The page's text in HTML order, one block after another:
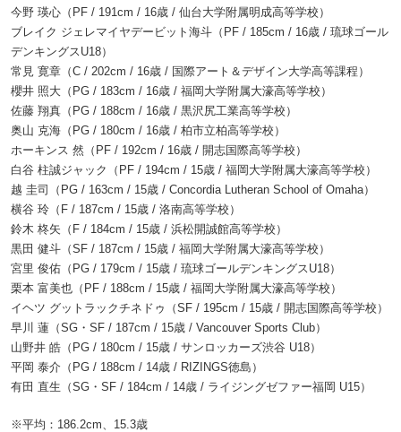
今野 瑛心（PF / 191cm / 16歳 / 仙台大学附属明成高等学校）
ブレイク ジェレマイヤデービット海斗（PF / 185cm / 16歳 / 琉球ゴール
デンキングスU18）
常見 寛章（C / 202cm / 16歳 / 国際アート＆デザイン大学高等課程）
櫻井 照大（PG / 183cm / 16歳 / 福岡大学附属大濠高等学校）
佐藤 翔真（PG / 188cm / 16歳 / 黒沢尻工業高等学校）
奥山 克海（PG / 180cm / 16歳 / 柏市立柏高等学校）
ホーキンス 然（PF / 192cm / 16歳 / 開志国際高等学校）
白谷 柱誠ジャック（PF / 194cm / 15歳 / 福岡大学附属大濠高等学校）
越 圭司（PG / 163cm / 15歳 / Concordia Lutheran School of Omaha）
横谷 玲（F / 187cm / 15歳 / 洛南高等学校）
鈴木 柊矢（F / 184cm / 15歳 / 浜松開誠館高等学校）
黒田 健斗（SF / 187cm / 15歳 / 福岡大学附属大濠高等学校）
宮里 俊佑（PG / 179cm / 15歳 / 琉球ゴールデンキングスU18）
栗本 富美也（PF / 188cm / 15歳 / 福岡大学附属大濠高等学校）
イヘツ グットラックチネドゥ（SF / 195cm / 15歳 / 開志国際高等学校）
早川 蓮（SG・SF / 187cm / 15歳 / Vancouver Sports Club）
山野井 皓（PG / 180cm / 15歳 / サンロッカーズ渋谷 U18）
平岡 泰介（PG / 188cm / 14歳 / RIZINGS徳島）
有田 直生（SG・SF / 184cm / 14歳 / ライジングゼファー福岡 U15）
※平均：186.2cm、15.3歳